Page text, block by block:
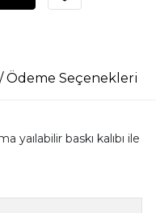
Ödeme Seçenekleri
yaılabilir baskı kalıbı ile